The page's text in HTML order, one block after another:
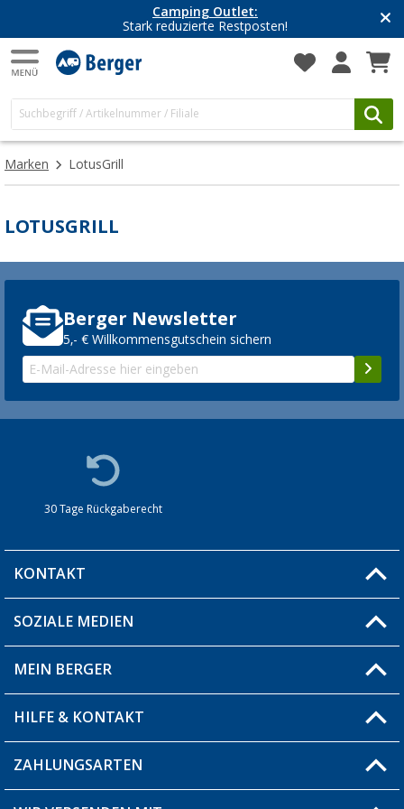
Camping Outlet:
Stark reduzierte Restposten!
Marken LotusGrill
LOTUSGRILL
Berger Newsletter
5,- € Willkommensgutschein sichern
30 Tage Rückgaberecht
KONTAKT
Du hast eine Frage?
Filiale finden
SOZIALE MEDIEN
MEIN BERGER
Blog
Produkttester
HILFE & KONTAKT
Fragen & Antworten / FAQ
ZAHLUNGSARTEN